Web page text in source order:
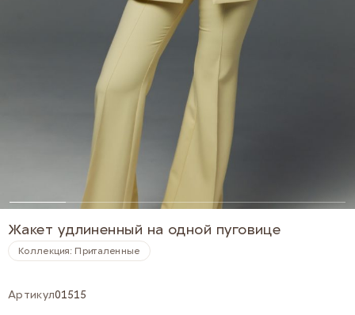
Жакет удлиненный на одной пуговице
Коллекция: Приталенные
Артикул01515